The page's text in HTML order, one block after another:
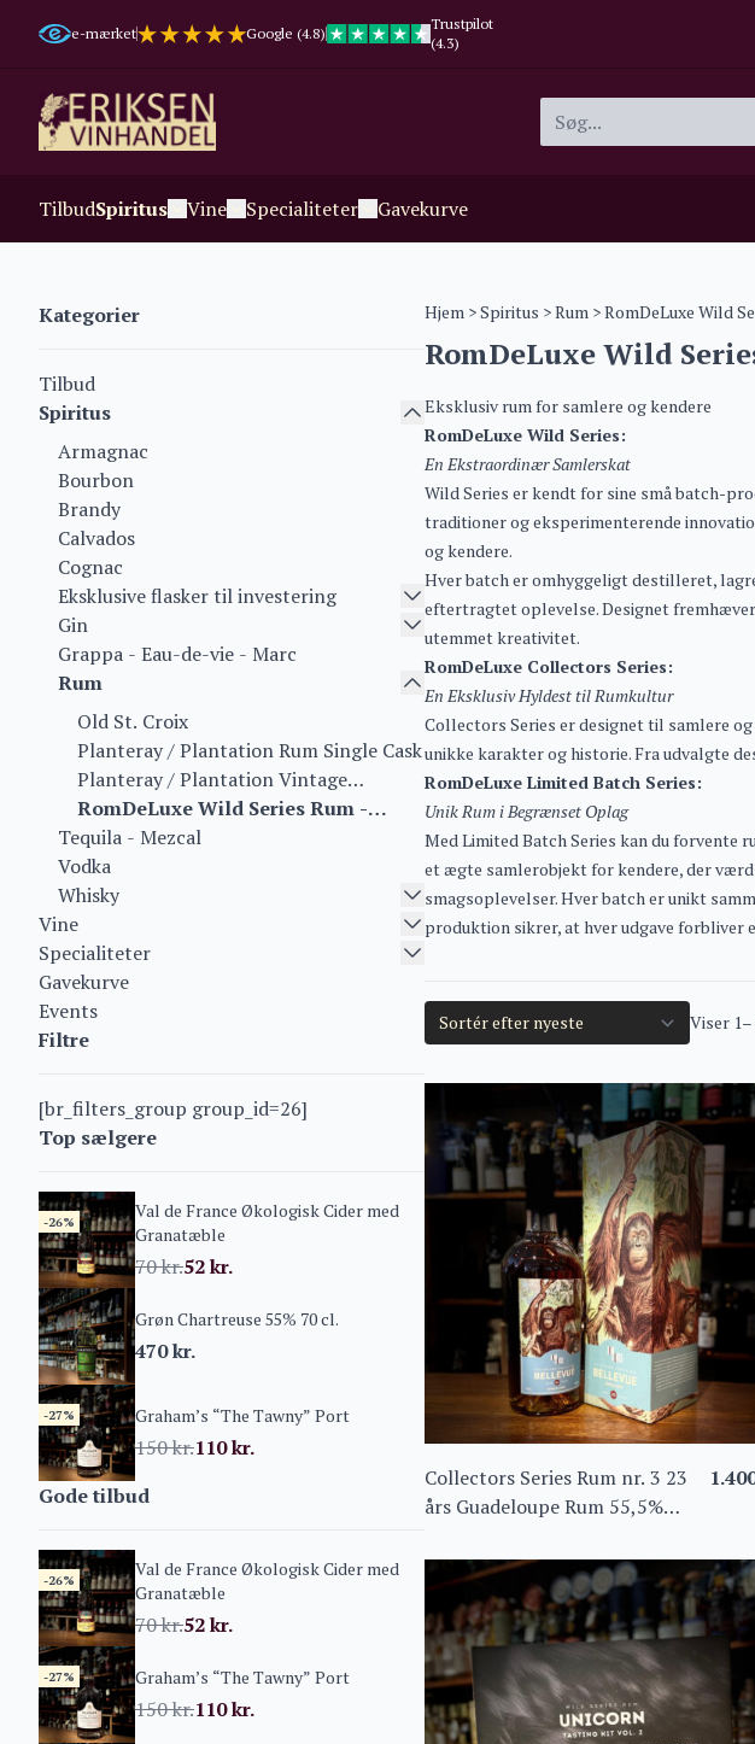
e-mærket Google (4.8)
Trustpilot
(4.3)
TilbudSpiritus Vine Specialiteter Gavekurve
Kategorier
Tilbud
Spiritus
Armagnac
Bourbon
Brandy
Calvados
Cognac
Eksklusive flasker til investering
Gin
Grappa - Eau-de-vie - Marc
Rum
Old St. Croix
Planteray / Plantation Rum Single Cask
Planteray / Plantation Vintage
Collection
RomDeLuxe Wild Series Rum -
Collectors Series Rum - Limited
Batch Series
Tequila - Mezcal
Vodka
Whisky
Vine
Specialiteter
Gavekurve
Events
Filtre
[br_filters_group group_id=26]
Top sælgere
-26%
Val de France Økologisk Cider med
Granatæble
70kr.52kr.
Grøn Chartreuse 55% 70 cl.
470kr.
-27% Graham’s “The Tawny” Port
150kr.110kr.
Gode tilbud
-26%
Val de France Økologisk Cider med
Granatæble
70kr.52kr.
-27% Graham’s “The Tawny” Port
150kr.110kr.
Hjem >Spiritus >Rum > RomDeLuxe Wild
RomDeLuxe Wild
Eksklusiv rum for samlere og kendere
RomDeLuxe Wild Series:
En Ekstraordinær Samlerskat
Wild Series er kendt for sine små batch-
traditioner og eksperimenterende
og kendere.
Hver batch er omhyggeligt destilleret,
eftertragtet oplevelse. Designet
utemmet kreativitet.
RomDeLuxe Collectors Series:
En Eksklusiv Hyldest til Rumkultur
Collectors Series er designet til samlere
unikke karakter og historie. Fra udvalgte
RomDeLuxe Limited Batch Series:
Unik Rum i Begrænset Oplag
Med Limited Batch Series kan du forvente
et ægte samlerobjekt for kendere, der
smagsoplevelser. Hver batch er unikt
produktion sikrer, at hver udgave
Viser
Collectors Series Rum nr. 3 23
års Guadeloupe Rum 55,5%